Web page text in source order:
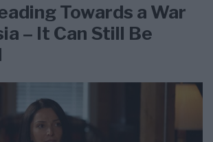
Towards a War
– It Can Still Be